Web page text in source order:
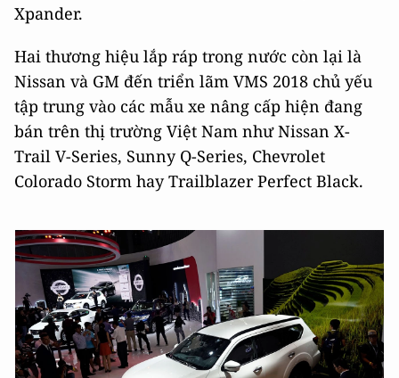
Xpander.
Hai thương hiệu lắp ráp trong nước còn lại là
Nissan và GM đến triển lãm VMS 2018 chủ yếu
tập trung vào các mẫu xe nâng cấp hiện đang
bán trên thị trường Việt Nam như Nissan X-
Trail V-Series, Sunny Q-Series, Chevrolet
Colorado Storm hay Trailblazer Perfect Black.